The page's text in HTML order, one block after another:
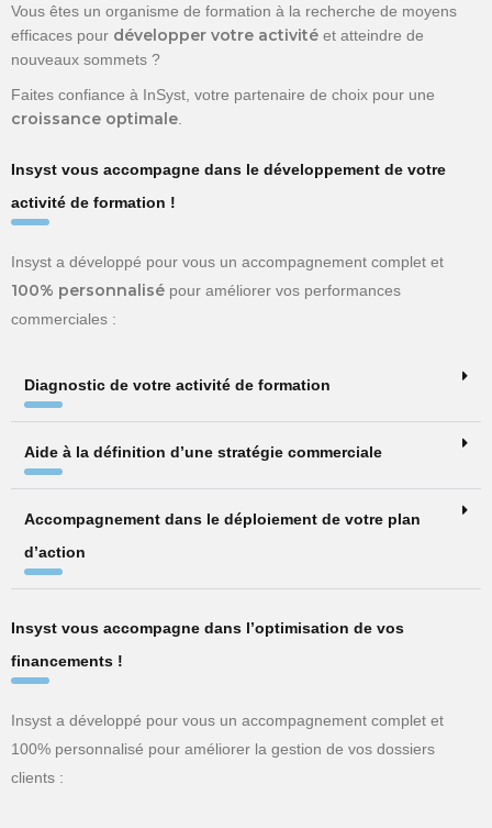
Vous êtes un organisme de formation à la recherche de moyens
efficaces pour développer votre activité et atteindre de
nouveaux sommets ?
Faites confiance à InSyst, votre partenaire de choix pour une
croissance optimale
Insyst vous accompagne dans le développement de votre
activité de formation !
Insyst a développé pour vous un accompagnement complet et
100% personnalisé pour améliorer vos performances
commerciales :
Diagnostic de votre activité de formation
Aide à la définition d’une stratégie commerciale
Accompagnement dans le déploiement de votre plan
d’action
Insyst vous accompagne dans l’optimisation de vos
financements !
Insyst a développé pour vous un accompagnement complet et
100% personnalisé pour améliorer la gestion de vos dossiers
clients :